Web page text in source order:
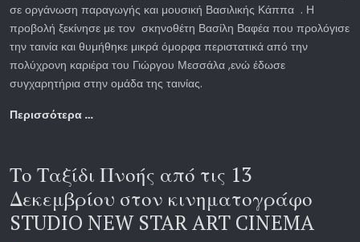
σε οργάνωση παραγωγής και μουσική Βασιλικής Κάππα . Η
προβολή ξεκίνησε με τον σκηνοθέτη Βασίλη Βαφέα που προλόγισε
την ταινία και θυμήθηκε μικρά όμορφα περιστατικά από την
πολύχρονη καριέρα του Γιώργου Μεσσάλα ,ενώ έδωσε
συγχαρητήρια στην ομάδα της ταινίας.
Περισσότερα …
Το Ταξίδι Πνοής από τις 13
Δεκεμβρίου στον κινηματογράφο
STUDIO NEW STAR ART CINEMA